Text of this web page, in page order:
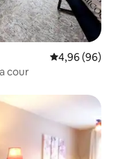
Note
4,96 (96)
cour
aimés